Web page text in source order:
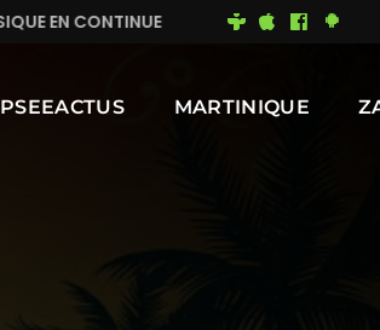
MIMI DU 93 BONNE JOURNÉE
MARTINIQUE